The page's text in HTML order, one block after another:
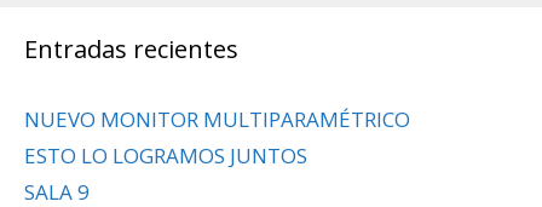
Entradas recientes
NUEVO MONITOR MULTIPARAMÉTRICO
ESTO LO LOGRAMOS JUNTOS
SALA 9